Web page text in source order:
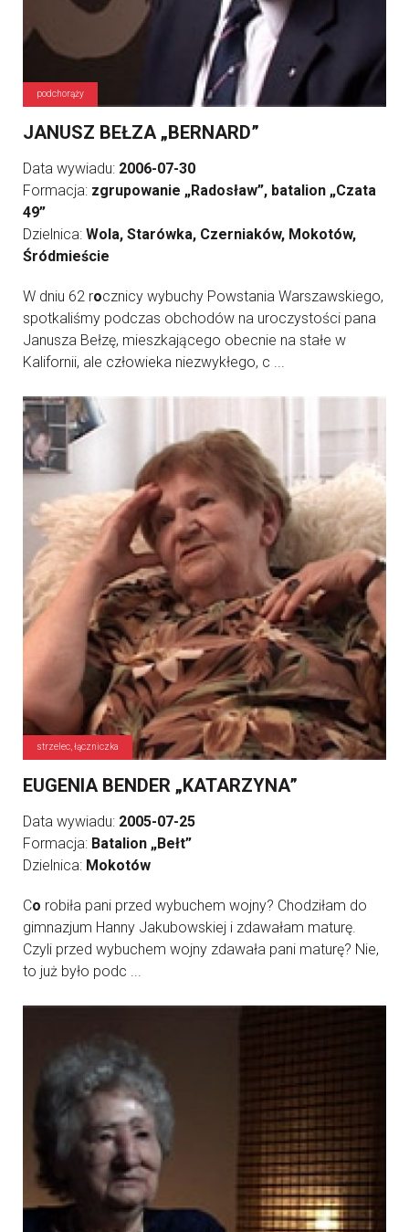
podchorąży
JANUSZ BEŁZA „BERNARD”
Data wywiadu: 2006-07-30
Formacja: zgrupowanie „Radosław”, batalion „Czata
49”
Dzielnica: Wola, Starówka, Czerniaków, Mokotów,
Śródmieście
W dniu 62 rocznicy wybuchy Powstania Warszawskiego,
spotkaliśmy podczas obchodów na uroczystości pana
Janusza Bełzę, mieszkającego obecnie na stałe w
Kalifornii, ale człowieka niezwykłego, c ...
strzelec, łączniczka
EUGENIA BENDER „KATARZYNA”
Data wywiadu: 2005-07-25
Formacja: Batalion „Bełt”
Dzielnica: Mokotów
Co robiła pani przed wybuchem wojny? Chodziłam do
gimnazjum Hanny Jakubowskiej i zdawałam maturę.
Czyli przed wybuchem wojny zdawała pani maturę? Nie,
to już było podc ...